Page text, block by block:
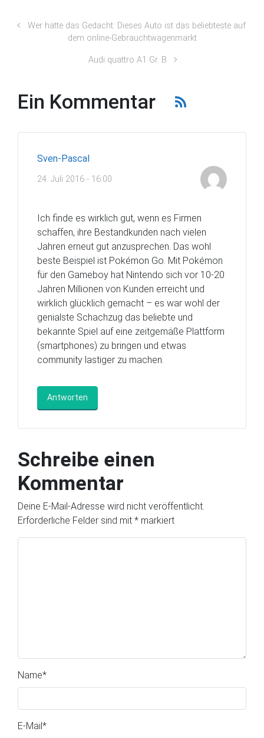
Wer hätte das Gedacht: Dieses Auto ist das beliebteste auf
dem online-Gebrauchtwagenmarkt
Audi quattro A1 Gr. B
Ein Kommentar
Sven-Pascal
24. Juli 2016 - 16:00
Ich finde es wirklich gut, wenn es Firmen
schaffen, ihre Bestandkunden nach vielen
Jahren erneut gut anzusprechen. Das wohl
beste Beispiel ist Pokémon Go. Mit Pokémon
für den Gameboy hat Nintendo sich vor 10-20
Jahren Millionen von Kunden erreicht und
wirklich glücklich gemacht – es war wohl der
genialste Schachzug das beliebte und
bekannte Spiel auf eine zeitgemäße Plattform
(smartphones) zu bringen und etwas
community lastiger zu machen.
Antworten
Schreibe einen
Kommentar
Deine E-Mail-Adresse wird nicht veröffentlicht.
Erforderliche Felder sind mit * markiert
Name*
E-Mail*